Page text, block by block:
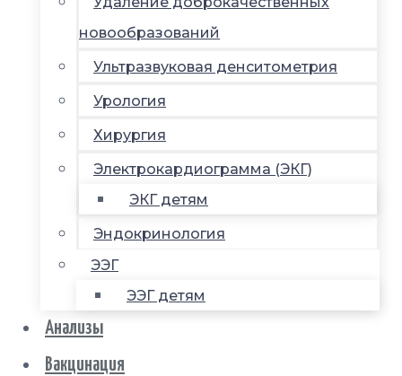
новообразований
Ультразвуковая денситометрия
Урология
Хирургия
Электрокардиограмма (ЭКГ)
ЭКГ детям
Эндокринология
ЭЭГ
ЭЭГ детям
Анализы
Вакцинация